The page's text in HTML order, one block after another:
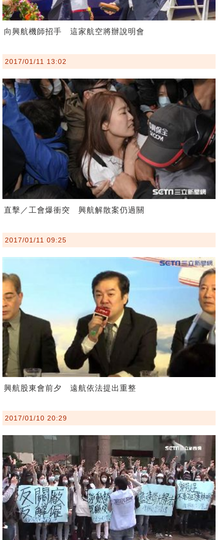
向興航機師招手 這家航空將辦說明會
2017/01/11 13:02
直擊／工會爆衝突 興航解散案仍過關
2017/01/11 09:25
興航股東會前夕 遠航依法提出重整
2017/01/10 20:29